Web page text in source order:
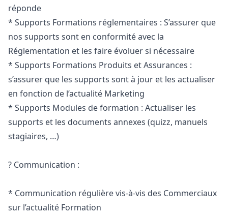
réponde
* Supports Formations réglementaires : S’assurer que
nos supports sont en conformité avec la
Réglementation et les faire évoluer si nécessaire
* Supports Formations Produits et Assurances :
s’assurer que les supports sont à jour et les actualiser
en fonction de l’actualité Marketing
* Supports Modules de formation : Actualiser les
supports et les documents annexes (quizz, manuels
stagiaires, …)
? Communication :
* Communication régulière vis-à-vis des Commerciaux
sur l’actualité Formation